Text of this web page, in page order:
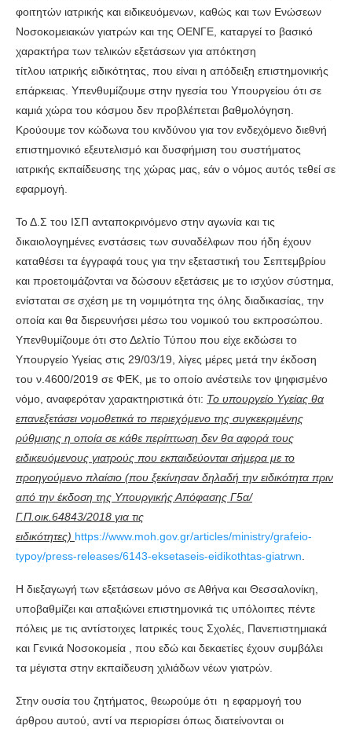
φοιτητών ιατρικής και ειδικευόμενων, καθώς και των Ενώσεων
Νοσοκομειακών γιατρών και της ΟΕΝΓΕ, καταργεί το βασικό
χαρακτήρα των τελικών εξετάσεων για απόκτηση
τίτλου ιατρικής ειδικότητας, που είναι η απόδειξη επιστημονικής
επάρκειας. Υπενθυμίζουμε στην ηγεσία του Υπουργείου ότι σε
καμιά χώρα του κόσμου δεν προβλέπεται βαθμολόγηση.
Κρούουμε τον κώδωνα του κινδύνου για τον ενδεχόμενο διεθνή
επιστημονικό εξευτελισμό και δυσφήμιση του συστήματος
ιατρικής εκπαίδευσης της χώρας μας, εάν ο νόμος αυτός τεθεί σε
εφαρμογή.
Το Δ.Σ του ΙΣΠ ανταποκρινόμενο στην αγωνία και τις
δικαιολογημένες ενστάσεις των συναδέλφων που ήδη έχουν
καταθέσει τα έγγραφά τους για την εξεταστική του Σεπτεμβρίου
και προετοιμάζονται να δώσουν εξετάσεις με το ισχύον σύστημα,
ενίσταται σε σχέση με τη νομιμότητα της όλης διαδικασίας, την
οποία και θα διερευνήσει μέσω του νομικού του εκπροσώπου.
Υπενθυμίζουμε ότι στο Δελτίο Τύπου που είχε εκδώσει το
Υπουργείο Υγείας στις 29/03/19, λίγες μέρες μετά την έκδοση
του ν.4600/2019 σε ΦΕΚ, με το οποίο ανέστειλε τον ψηφισμένο
νόμο, αναφερόταν χαρακτηριστικά ότι: Το υπουργείο Υγείας θα
επανεξετάσει νομοθετικά το περιεχόμενο της συγκεκριμένης
ρύθμισης η οποία σε κάθε περίπτωση δεν θα αφορά τους
ειδικευόμενους γιατρούς που εκπαιδεύονται σήμερα με το
προηγούμενο πλαίσιο (που ξεκίνησαν δηλαδή την ειδικότητα πριν
από την έκδοση της Υπουργικής Απόφασης Γ5α/
Γ.Π.οικ.64843/2018 για τις
ειδικότητες) https://www.moh.gov.gr/articles/ministry/grafeio-
typoy/press-releases/6143-eksetaseis-eidikothtas-giatrwn.
Η διεξαγωγή των εξετάσεων μόνο σε Αθήνα και Θεσσαλονίκη,
υποβαθμίζει και απαξιώνει επιστημονικά τις υπόλοιπες πέντε
πόλεις με τις αντίστοιχες Ιατρικές τους Σχολές, Πανεπιστημιακά
και Γενικά Νοσοκομεία , που εδώ και δεκαετίες έχουν συμβάλει
τα μέγιστα στην εκπαίδευση χιλιάδων νέων γιατρών.
Στην ουσία του ζητήματος, θεωρούμε ότι η εφαρμογή του
άρθρου αυτού, αντί να περιορίσει όπως διατείνονται οι